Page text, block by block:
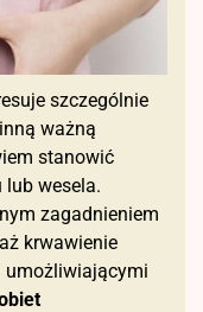
szczególnie
ważną
stanowić
lub wesela.
zagadnieniem
krwawienie
umożliwiającymi